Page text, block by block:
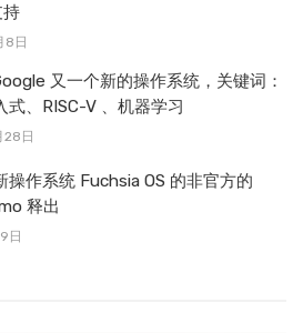
8日
又一个新的操作系统，关键词：
式、RISC-V 、机器学习
28日
操作系统 Fuchsia OS 的非官方的
释出
日